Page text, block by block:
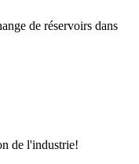
de réservoirs dans
de l'industrie!